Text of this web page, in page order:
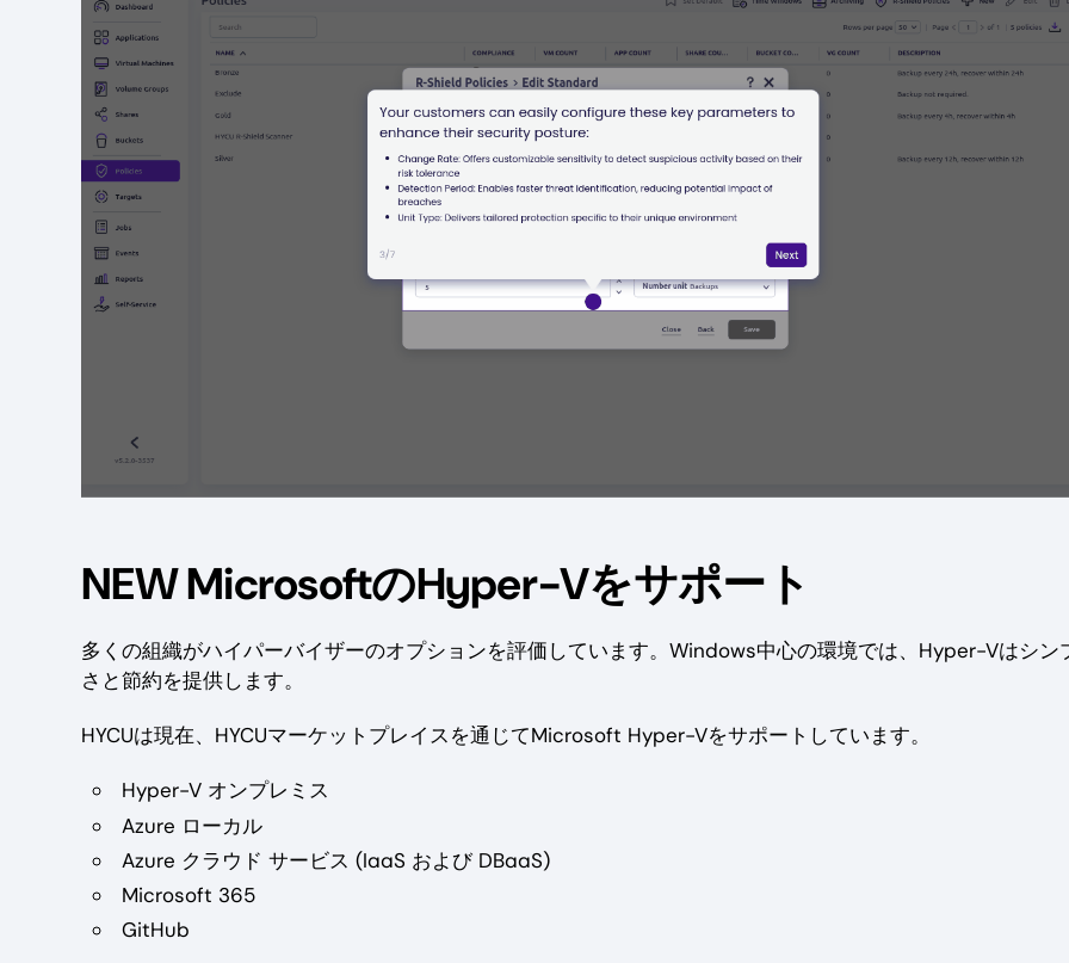
NEW MicrosoftのHyper-Vをサポート
多くの組織がハイパーバイザーのオプションを評価しています。Windows中心の環境では、Hyper-Vはシン
さと節約を提供します。
HYCUは現在、HYCUマーケットプレイスを通じてMicrosoft Hyper-Vをサポートしています。
Hyper-V オンプレミス
Azure ローカル
Azure クラウド サービス (IaaS および DBaaS)
Microsoft 365
GitHub